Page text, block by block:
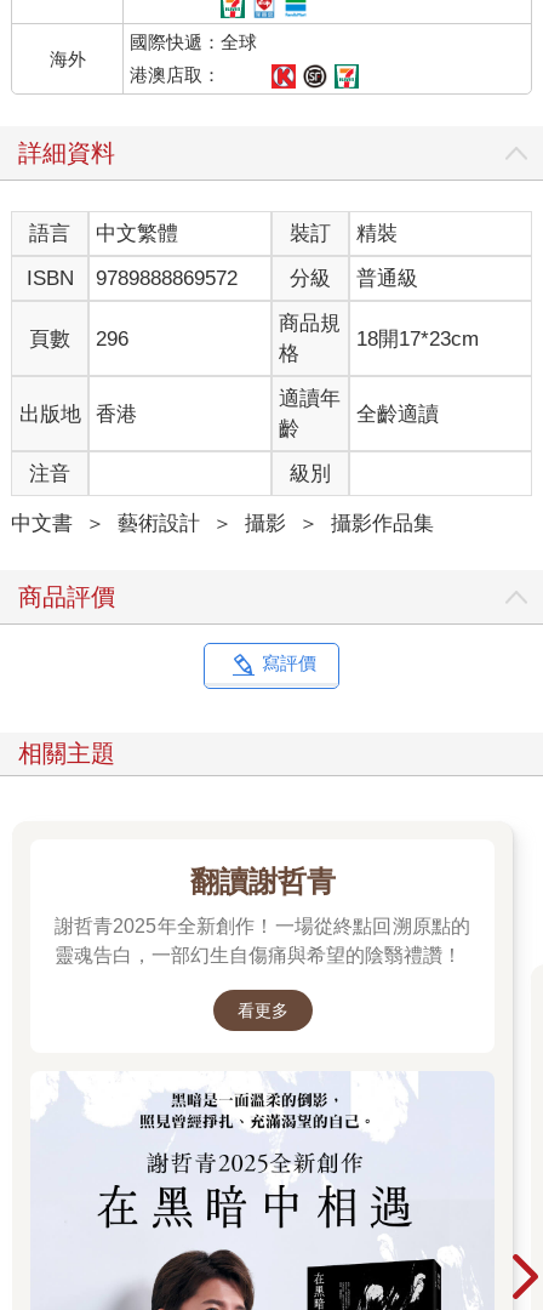
海外
國際快遞：全球
港澳店取：
詳細資料
語言 中文繁體 裝訂
精裝
ISBN
9789888869572 分級 普通級
頁數 296
商品規
格
18開17*23cm
出版地 香港
適讀年
齡
全齡適讀
注音 級別
中文書 ＞ 藝術設計 ＞ 攝影 ＞ 攝影作品集
商品評價
寫評價
相關主題
翻讀謝哲青
謝哲青2025年全新創作！一場從終點回溯原點的
靈魂告白，一部幻生自傷痛與希望的陰翳禮讚！
看更多